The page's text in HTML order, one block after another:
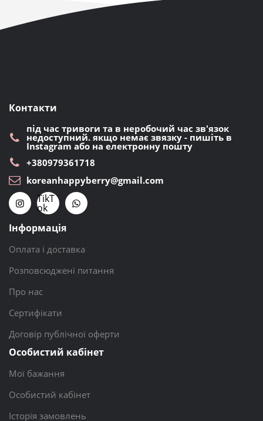
Контакти
під час тривоги та в неробочий час зв'язок
недоступний. якщо немає звязку - пишіть в
Instagram або на електронну пошту
+380979361718
koreanhappyberry@gmail.com
TikT
ok
Інформація
Оплата і доставка
Розповсюджені питання
Про нас
Сертифікати
Договір публічної оферти
Особистий кабінет
Мої бажання
Особистий кабінет
Історія замовлень